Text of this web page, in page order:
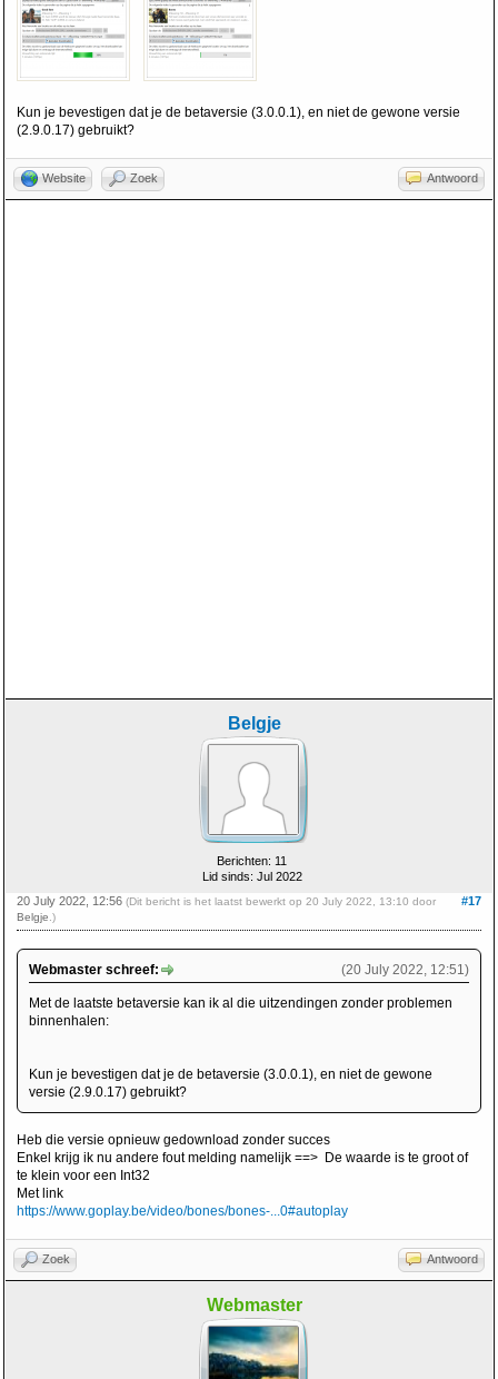
Kun je bevestigen dat je de betaversie (3.0.0.1), en niet de gewone versie
(2.9.0.17) gebruikt?
Website Zoek Antwoord
Belgje
Berichten: 11
Lid sinds: Jul 2022
#17
20 July 2022, 12:56 (Dit bericht is het laatst bewerkt op 20 July 2022, 13:10 door
Belgje .)
(20 July 2022, 12:51)
Webmaster schreef:
Met de laatste betaversie kan ik al die uitzendingen zonder problemen
binnenhalen:
Kun je bevestigen dat je de betaversie (3.0.0.1), en niet de gewone
versie (2.9.0.17) gebruikt?
Heb die versie opnieuw gedownload zonder succes
Enkel krijg ik nu andere fout melding namelijk ==> De waarde is te groot of
te klein voor een Int32
Met link
https://www.goplay.be/video/bones/bones-...0#autoplay
Zoek Antwoord
Webmaster